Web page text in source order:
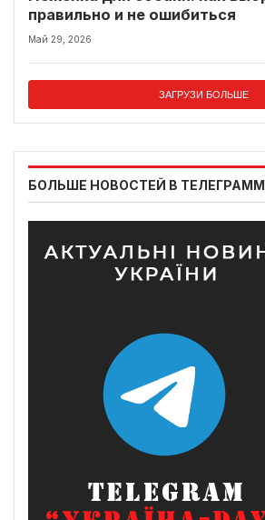
правильно и не ошибиться
Май 29, 2026
ЗАГРУЗИ БОЛЬШЕ
БОЛЬШЕ НОВОСТЕЙ В ТЕЛЕГРАММ